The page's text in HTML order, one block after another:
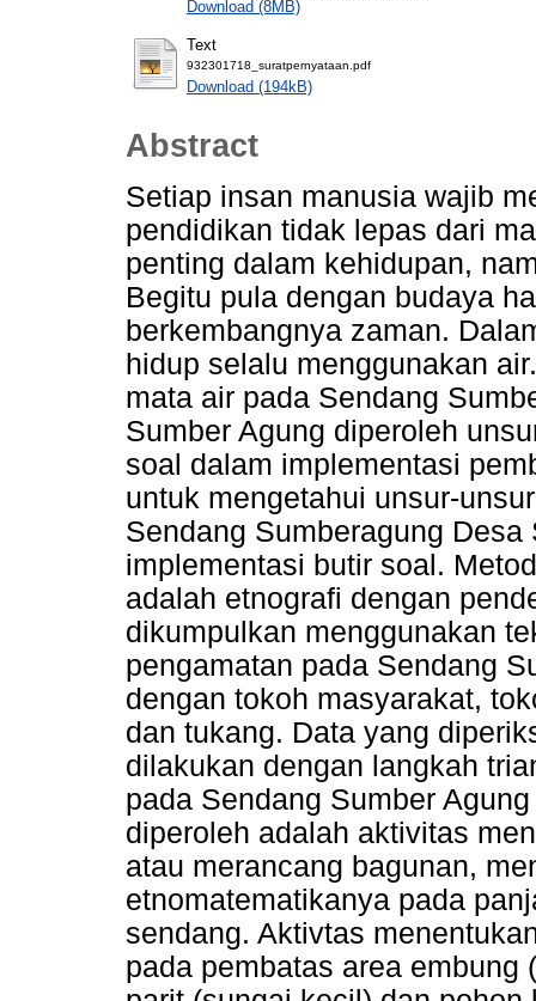
Download (8MB)
Text
932301718_suratpernyataan.pdf
Download (194kB)
Abstract
Setiap insan manusia wajib
pendidikan tidak lepas dari
penting dalam kehidupan,
Begitu pula dengan budaya
berkembangnya zaman.
hidup selalu menggunakan
mata air pada Sendang
Sumber Agung diperoleh
soal dalam implementasi
untuk mengetahui unsur-
Sendang Sumberagung
implementasi butir soal.
adalah etnografi dengan
dikumpulkan menggunakan
pengamatan pada Sendang
dengan tokoh masyarakat,
dan tukang. Data yang
dilakukan dengan langkah
pada Sendang Sumber
diperoleh adalah aktivitas
atau merancang bagunan,
etnomatematikanya pada
sendang. Aktivtas
pada pembatas area embung